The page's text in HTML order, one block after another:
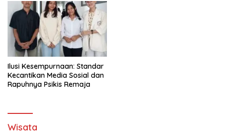
Ilusi Kesempurnaan: Standar
Kecantikan Media Sosial dan
Rapuhnya Psikis Remaja
Wisata